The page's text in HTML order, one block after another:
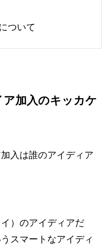
ついて
加入のキッカケ
入は誰のアイディア
）のアイディアだ
スマートなアイディ